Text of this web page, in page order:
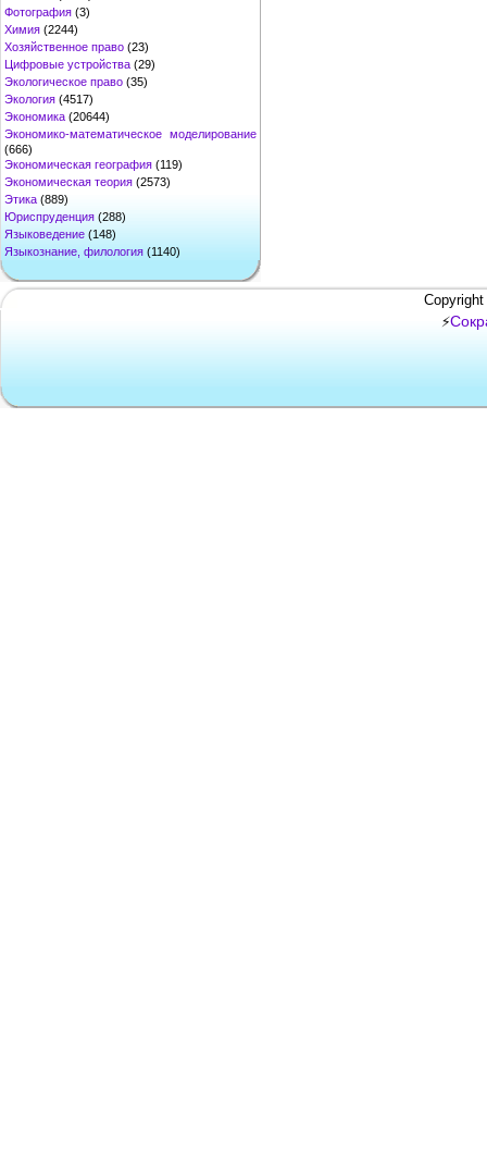
Фотография (3)
Химия (2244)
Хозяйственное право (23)
Цифровые устройства (29)
Экологическое право (35)
Экология (4517)
Экономика (20644)
Экономико-математическое моделирование
(666)
Экономическая география (119)
Экономическая теория (2573)
Этика (889)
Юриспруденция (288)
Языковедение (148)
Языкознание, филология (1140)
⚡